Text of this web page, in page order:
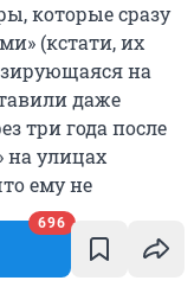
696
которые сразу
(кстати, их
на
даже
три года после
на улицах
ему не
начались
надо убирать .